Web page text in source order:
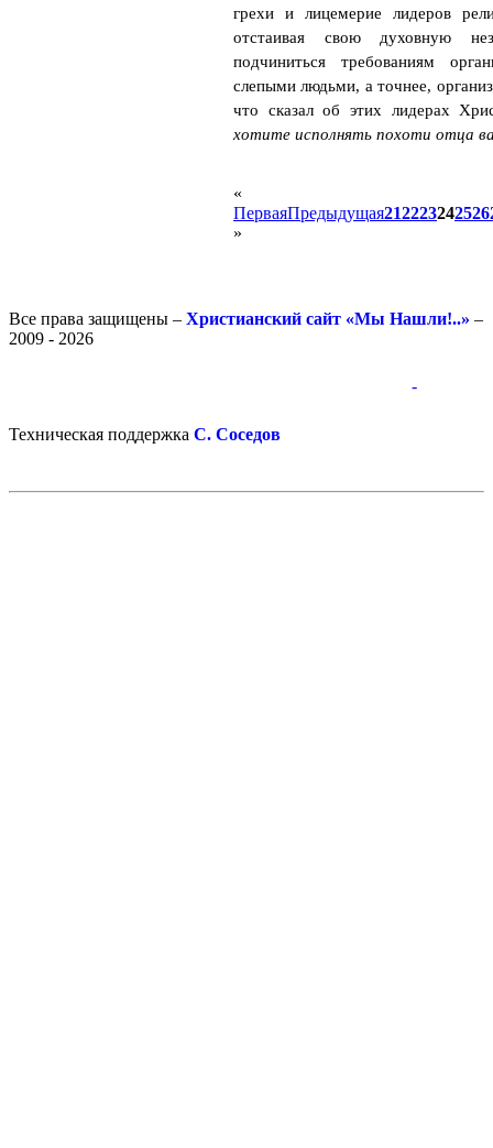
грехи и лицемерие лидеров
отстаивая свою духовную
подчиниться требованиям
слепыми людьми, а точнее,
что сказал об этих лидерах
хотите исполнять похоти отца
«
ПерваяПредыдущая212223242526
»
Все права защищены – Христианский сайт «Мы Нашли!..» –
2009 - 2026
-
Техническая поддержка С. Соседов